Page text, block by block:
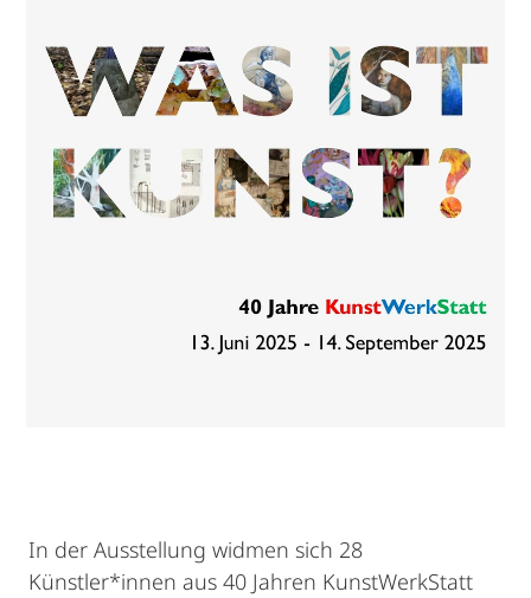
In der Ausstellung widmen sich 28
Künstler*innen aus 40 Jahren KunstWerkStatt